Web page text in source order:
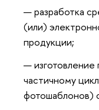
разработка
(или)
продукции;
частичному
фотошаблонов)